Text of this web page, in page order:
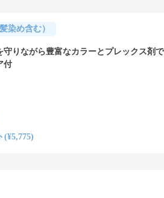
染め含む）
守りながら豊富なカラーとプレックス剤
付
(¥5,775)